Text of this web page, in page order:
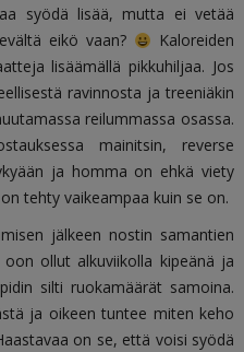
syödä lisää, mutta ei vetää
eikö vaan?
Kaloreiden
lisäämällä pikkuhiljaa. Jos
ravinnosta ja treeniäkin
reilummassa osassa.
mainitsin, reverse
ja homma on ehkä viety
tehty vaikeampaa kuin se on.
jälkeen nostin samantien
ollut alkuviikolla kipeänä ja
silti ruokamäärät samoina.
ja oikeen tuntee miten keho
on se, että voisi syödä